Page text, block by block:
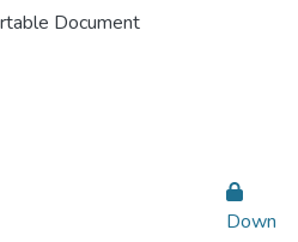
Document
Down